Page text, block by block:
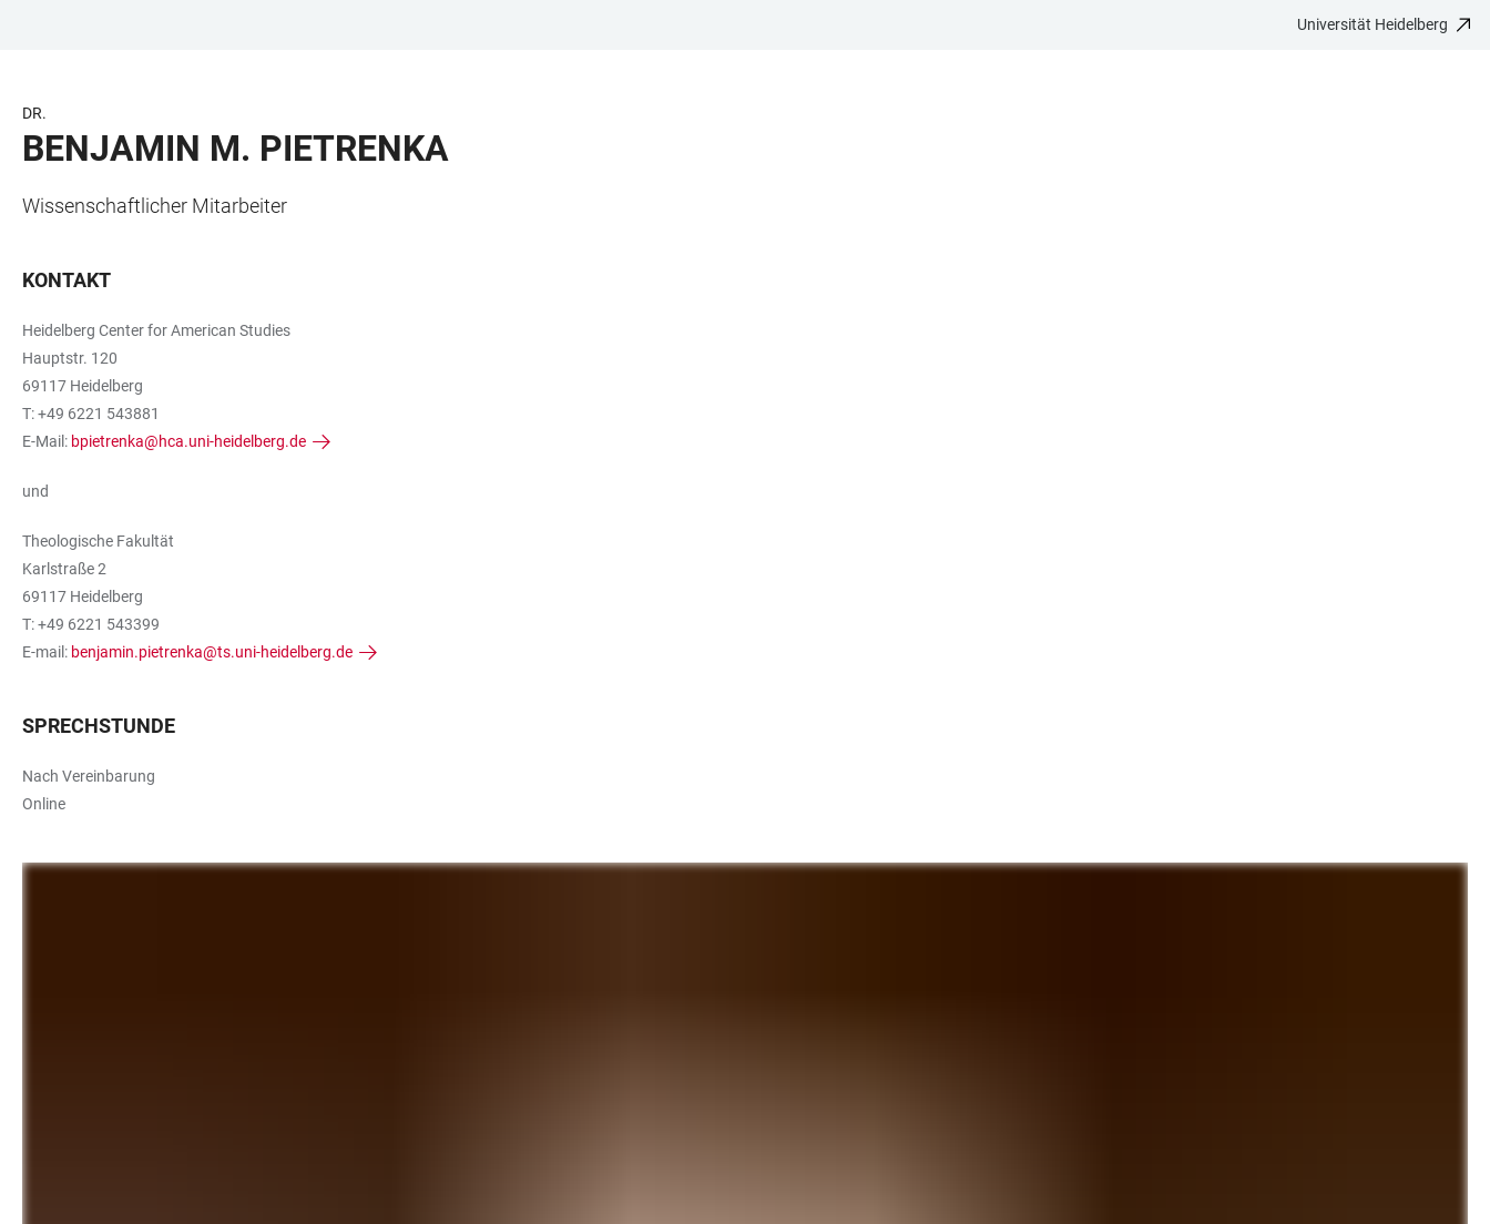
BARRIEREFREIHEIT
Universität Heidelberg
DR.
BENJAMIN M. PIETRENKA
Wissenschaftlicher Mitarbeiter
KONTAKT
Heidelberg Center for American Studies
Hauptstr. 120
69117 Heidelberg
T: +49 6221 543881
E-Mail: bpietrenka@hca.uni-heidelberg.de
und
Theologische Fakultät
Karlstraße 2
69117 Heidelberg
T: +49 6221 543399
E-mail: benjamin.pietrenka@ts.uni-heidelberg.de
SPRECHSTUNDE
Nach Vereinbarung
Online